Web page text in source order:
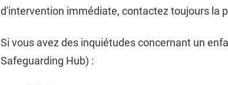
d'intervention immédiate, contactez toujours la
Si vous avez des inquiétudes concernant un
Safeguarding Hub) :